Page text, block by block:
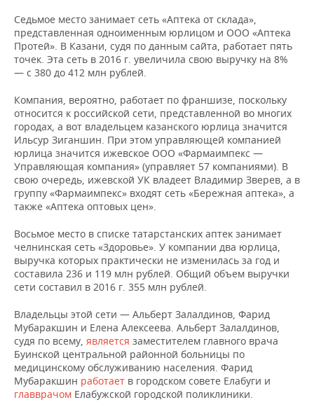
Седьмое место занимает сеть «Аптека от склада»,
представленная одноименным юрлицом и ООО «Аптека
Протей». В Казани, судя по данным сайта, работает пять
точек. Эта сеть в 2016 г. увеличила свою выручку на 8%
— с 380 до 412 млн рублей.
Компания, вероятно, работает по франшизе, поскольку
относится к российской сети, представленной во многих
городах, а вот владельцем казанского юрлица значится
Ильсур Зиганшин. При этом управляющей компанией
юрлица значится ижевское ООО «Фармаимпекс —
Управляющая компания» (управляет 57 компаниями). В
свою очередь, ижевской УК владеет Владимир Зверев, а в
группу «Фармаимпекс» входят сеть «Бережная аптека», а
также «Аптека оптовых цен».
Восьмое место в списке татарстанских аптек занимает
челнинская сеть «Здоровье». У компании два юрлица,
выручка которых практически не изменилась за год и
составила 236 и 119 млн рублей. Общий объем выручки
сети составил в 2016 г. 355 млн рублей.
Владельцы этой сети — Альберт Залалдинов, Фарид
Мубаракшин и Елена Алексеева. Альберт Залалдинов,
судя по всему, является заместителем главного врача
Буинской центральной районной больницы по
медицинскому обслуживанию населения. Фарид
Мубаракшин работает в городском совете Елабуги и
главврачом Елабужской городской поликлиники.